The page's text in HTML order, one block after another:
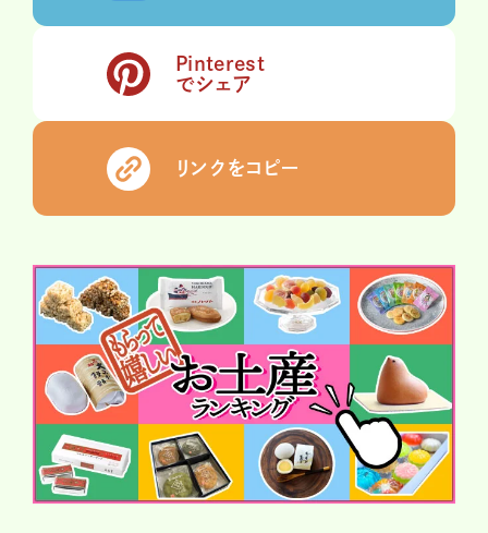
Pinterest
でシェア
リンクをコピー